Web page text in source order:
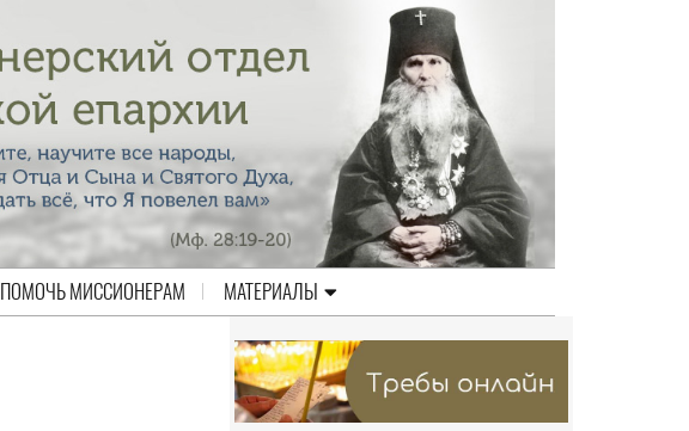
ПОМОЧЬ МИССИОНЕРАМ МАТЕРИАЛЫ